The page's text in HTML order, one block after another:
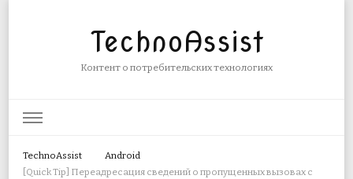
TechnoAssist
Контент о потребительских технологиях
TechnoAssist
Android
[Quick Tip] Переадресация сведений о пропущенных вызовах с